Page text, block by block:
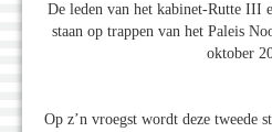
De leden van het kabinet-Rutte III
staan op trappen van het Paleis
oktober
Op z’n vroegst wordt deze tweede